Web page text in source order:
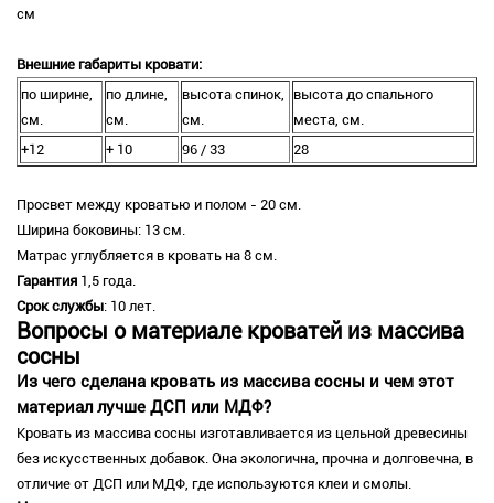
см
Внешние габариты кровати:
по ширине,
см.
по длине,
см.
высота спинок,
см.
высота до спального
места, см.
+12
+ 10 96 / 33 28
Просвет между кроватью и полом - 20 см.
Ширина боковины: 13 см.
Матрас углубляется в кровать на 8 см.
Гарантия 1,5 года.
Срок службы: 10 лет.
Вопросы о материале кроватей из массива
сосны
Из чего сделана кровать из массива сосны и чем этот
материал лучше ДСП или МДФ?
Кровать из массива сосны изготавливается из цельной древесины
без искусственных добавок. Она экологична, прочна и долговечна, в
отличие от ДСП или МДФ, где используются клеи и смолы.